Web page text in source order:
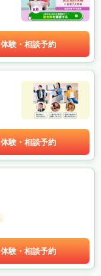
体験・相談予約
体験・相談予約
体験・相談予約